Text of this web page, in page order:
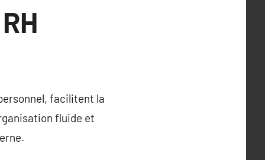
facilitent la
fluide et